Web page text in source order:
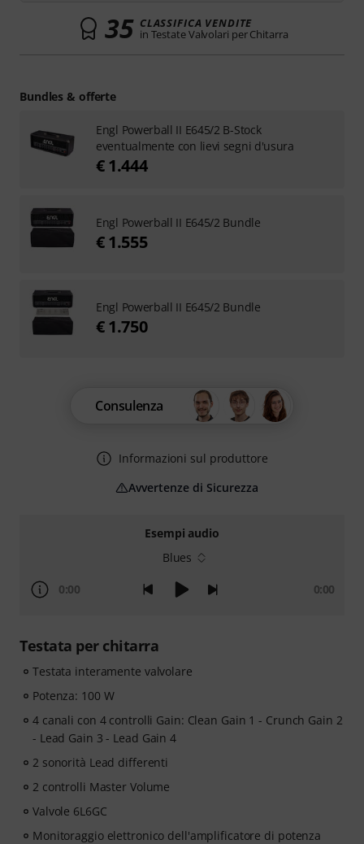
Esempi audio
Blues
0:00 0:00
Testata per chitarra
Testata interamente valvolare
Potenza: 100 W
4 canali con 4 controlli Gain: Clean Gain 1 - Crunch Gain 2
- Lead Gain 3 - Lead Gain 4
2 sonorità Lead differenti
2 controlli Master Volume
Valvole 6L6GC
Monitoraggio elettronico dell'amplificatore di potenza
35 CLASSIFICA VENDITE
in Testate Valvolari per Chitarra
Consulenza
Informazioni sul produttore
Avvertenze di Sicurezza
Bundles & offerte
Engl Powerball II E645/2 B-Stock
eventualmente con lievi segni d'usura
€ 1.444
Engl Powerball II E645/2 Bundle
€ 1.555
Engl Powerball II E645/2 Bundle
€ 1.750